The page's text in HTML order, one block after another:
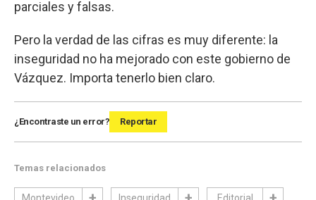
parciales y falsas.
Pero la verdad de las cifras es muy diferente: la
inseguridad no ha mejorado con este gobierno de
Vázquez. Importa tenerlo bien claro.
¿Encontraste un error? Reportar
Temas relacionados